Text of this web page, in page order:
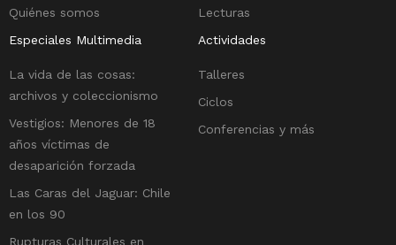
Quiénes somos
Lecturas
Especiales Multimedia
La vida de las cosas:
archivos y coleccionismo
Vestigios: Menores de 18
años víctimas de
desaparición forzada
Las Caras del Jaguar: Chile
en los 90
Rupturas Culturales en
Actividades
Talleres
Ciclos
Conferencias y más